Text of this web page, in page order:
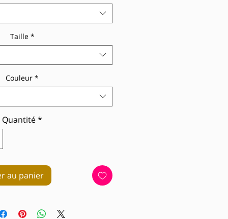
Taille *
Couleur *
Quantité*
au panier